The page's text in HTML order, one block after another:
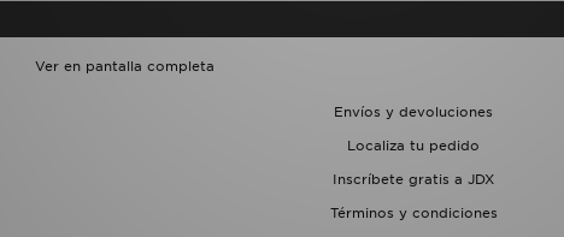
Ver en pantalla completa
Envíos y devoluciones
Localiza tu pedido
Inscríbete gratis a JDX
Términos y condiciones